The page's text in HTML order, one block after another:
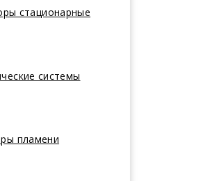
стационарные
системы
пламени